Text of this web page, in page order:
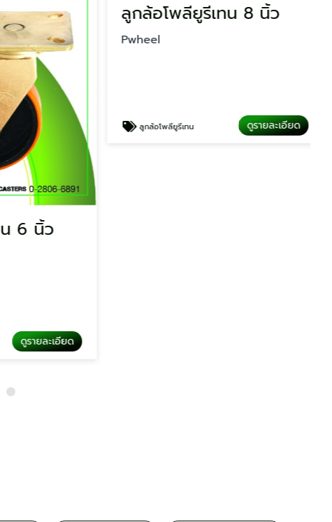
6 นิ้ว
ดูรายละเอียด